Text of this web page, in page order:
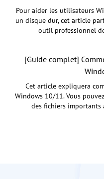
Pour aider les utilisateurs
un disque dur, cet article
outil professionnel
[Guide complet]
Cet article expliquera
Windows 10/11. Vous
des fichiers